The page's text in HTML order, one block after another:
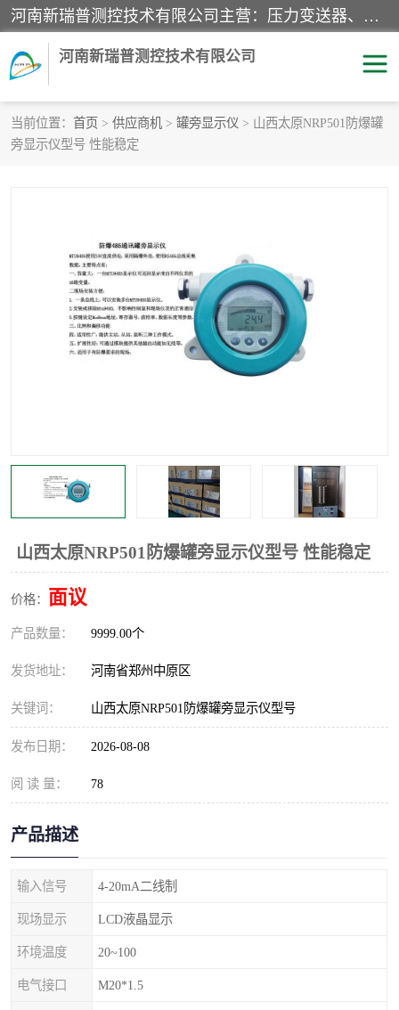
河南新瑞普测控技术有限公司主营：压力变送器、液位变送器、差压变送器、雷达料位计、电容物位计、温度显示控制仪表、电量变送器、流量计、工业自动化系统成套设备。
河南新瑞普测控技术有限公司
当前位置： 首页 > 供应商机 > 罐旁显示仪 > 山西太原NRP501防爆罐
旁显示仪型号 性能稳定
山西太原NRP501防爆罐旁显示仪型号 性能稳定
价格： 面议
产品数量： 9999.00个
发货地址： 河南省郑州中原区
关键词： 山西太原NRP501防爆罐旁显示仪型号
发布日期： 2026-08-08
阅 读 量： 78
产品描述
输入信号 4-20mA二线制
现场显示 LCD液晶显示
环境温度 20~100
电气接口 M20*1.5
霍尼韦尔压力变送器
液位变送器
标准型工业压力变送器 罐旁显示仪
差压变送器 温度传感器变送器
电容物位计